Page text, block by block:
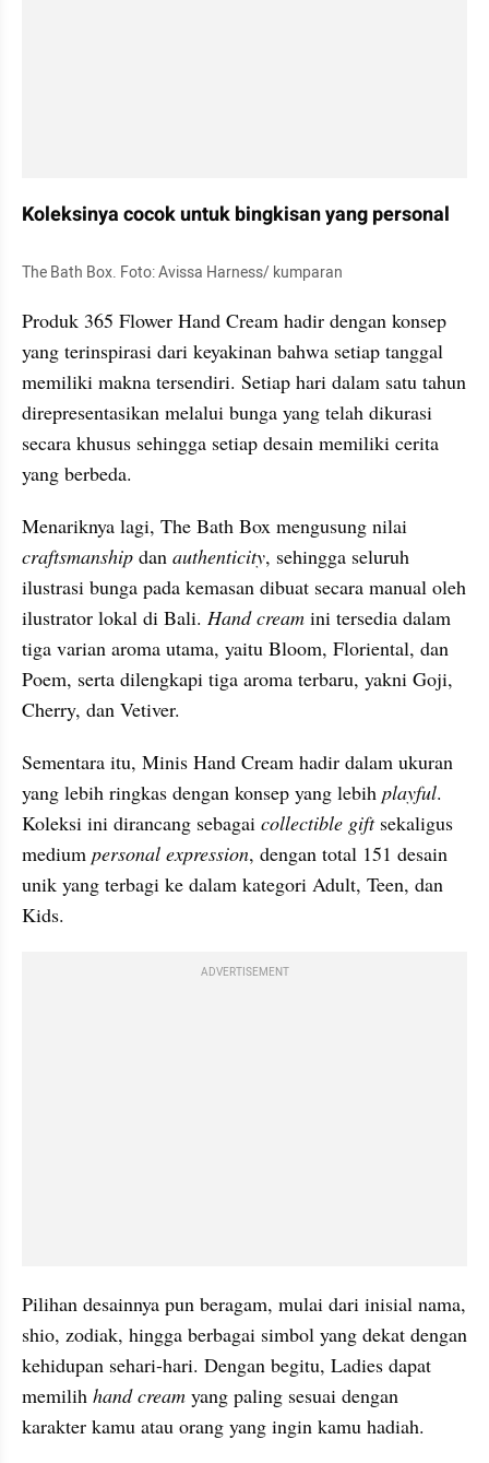
Koleksinya cocok untuk bingkisan yang personal
The Bath Box. Foto: Avissa Harness/ kumparan
Produk 365 Flower Hand Cream hadir dengan konsep
yang terinspirasi dari keyakinan bahwa setiap tanggal
memiliki makna tersendiri. Setiap hari dalam satu tahun
direpresentasikan melalui bunga yang telah dikurasi
secara khusus sehingga setiap desain memiliki cerita
yang berbeda.
craftsmanship dan authenticity, sehingga seluruh
ilustrasi bunga pada kemasan dibuat secara manual oleh
ilustrator lokal di Bali. Hand cream ini tersedia dalam
tiga varian aroma utama, yaitu Bloom, Floriental, dan
Poem, serta dilengkapi tiga aroma terbaru, yakni Goji,
Cherry, dan Vetiver.
Sementara itu, Minis Hand Cream hadir dalam ukuran
yang lebih ringkas dengan konsep yang lebih playful.
Koleksi ini dirancang sebagai collectible gift sekaligus
medium personal expression, dengan total 151 desain
unik yang terbagi ke dalam kategori Adult, Teen, dan
Kids.
ADVERTISEMENT
Pilihan desainnya pun beragam, mulai dari inisial nama,
shio, zodiak, hingga berbagai simbol yang dekat dengan
kehidupan sehari-hari. Dengan begitu, Ladies dapat
memilih hand cream yang paling sesuai dengan
karakter kamu atau orang yang ingin kamu hadiah.